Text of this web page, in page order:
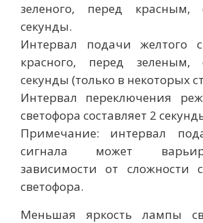
зеленого, перед красным,
секунды.
Интервал подачи желтого
красного, перед зеленым,
секунды (только в некоторых
Интервал переключения
светофора составляет 2
Примечание: интервал
сигнала может
зависимости от сложности
светофора.
Меньшая яркость лампы